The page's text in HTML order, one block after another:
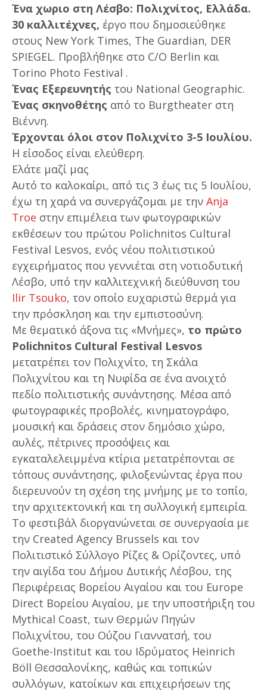
Ένα χωριο στη Λέσβο: Πολιχνίτος, Ελλάδα.
30 καλλιτέχνες, έργο που δημοσιεύθηκε
στους New York Times, The Guardian, DER
SPIEGEL. Προβλήθηκε στο C/O Berlin και
Torino Photo Festival .
Ένας Εξερευνητής του National Geographic.
Ένας σκηνοθέτης από το Burgtheater στη
Βιέννη.
Έρχονται όλοι στον Πολιχνίτο 3-5 Ιουλίου.
Η είσοδος είναι ελεύθερη.
Ελάτε μαζί μας
Αυτό το καλοκαίρι, από τις 3 έως τις 5 Ιουλίου,
έχω τη χαρά να συνεργάζομαι με την Anja
Troe στην επιμέλεια των φωτογραφικών
εκθέσεων του πρώτου Polichnitos Cultural
Festival Lesvos, ενός νέου πολιτιστικού
εγχειρήματος που γεννιέται στη νοτιοδυτική
Λέσβο, υπό την καλλιτεχνική διεύθυνση του
Ilir Tsouko, τον οποίο ευχαριστώ θερμά για
την πρόσκληση και την εμπιστοσύνη.
Με θεματικό άξονα τις «Μνήμες», το πρώτο
Polichnitos Cultural Festival Lesvos
μετατρέπει τον Πολιχνίτο, τη Σκάλα
Πολιχνίτου και τη Νυφίδα σε ένα ανοιχτό
πεδίο πολιτιστικής συνάντησης. Μέσα από
φωτογραφικές προβολές, κινηματογράφο,
μουσική και δράσεις στον δημόσιο χώρο,
αυλές, πέτρινες προσόψεις και
εγκαταλελειμμένα κτίρια μετατρέπονται σε
τόπους συνάντησης, φιλοξενώντας έργα που
διερευνούν τη σχέση της μνήμης με το τοπίο,
την αρχιτεκτονική και τη συλλογική εμπειρία.
Το φεστιβάλ διοργανώνεται σε συνεργασία με
την Created Agency Brussels και τον
Πολιτιστικό Σύλλογο Ρίζες & Ορίζοντες, υπό
την αιγίδα του Δήμου Δυτικής Λέσβου, της
Περιφέρειας Βορείου Αιγαίου και του Europe
Direct Βορείου Αιγαίου, με την υποστήριξη του
Mythical Coast, των Θερμών Πηγών
Πολιχνίτου, του Ούζου Γιαννατσή, του
Goethe-Institut και του Ιδρύματος Heinrich
Böll Θεσσαλονίκης, καθώς και τοπικών
συλλόγων, κατοίκων και επιχειρήσεων της